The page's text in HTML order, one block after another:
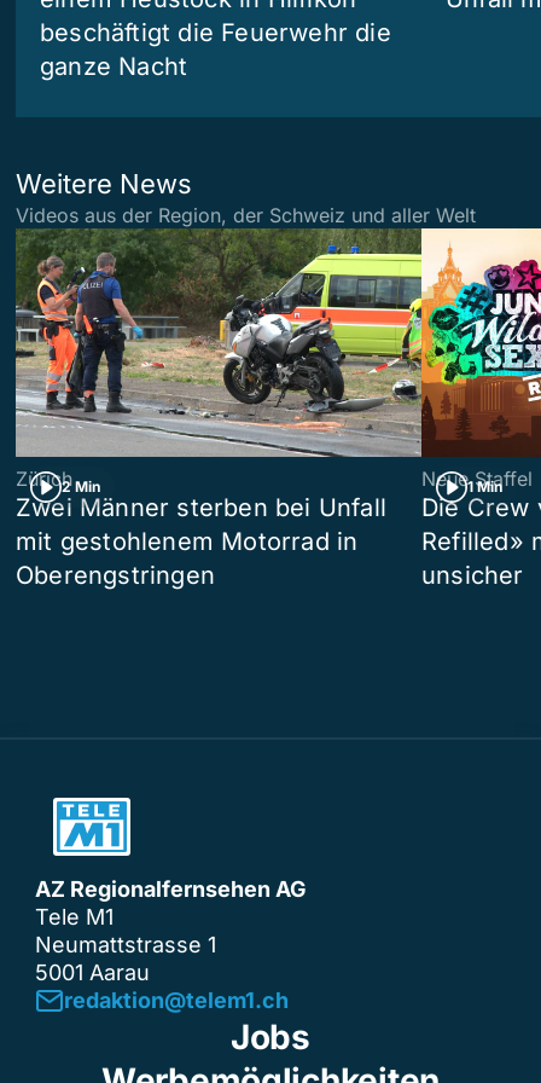
beschäftigt die Feuerwehr die
ganze Nacht
Weitere News
Videos aus der Region, der Schweiz und aller Welt
2 Min
Zürich
Zwei Männer sterben bei Unfall
mit gestohlenem Motorrad in
Oberengstringen
1 Min
Neue Staffel
Die Crew
Refilled»
unsicher
AZ Regionalfernsehen AG
Tele M1
Neumattstrasse 1
5001 Aarau
redaktion@telem1.ch
Jobs